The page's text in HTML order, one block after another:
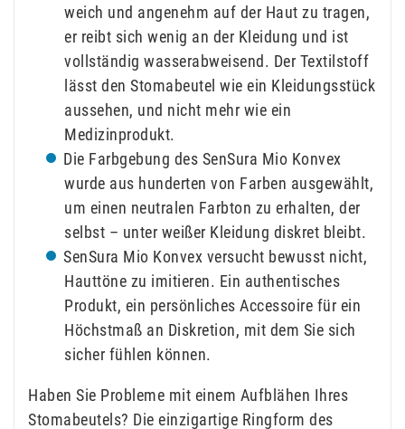
weich und angenehm auf der Haut zu tragen,
er reibt sich wenig an der Kleidung und ist
vollständig wasserabweisend. Der Textilstoff
lässt den Stomabeutel wie ein Kleidungsstück
aussehen, und nicht mehr wie ein
Medizinprodukt.
Die Farbgebung des SenSura Mio Konvex
wurde aus hunderten von Farben ausgewählt,
um einen neutralen Farbton zu erhalten, der
selbst – unter weißer Kleidung diskret bleibt.
SenSura Mio Konvex versucht bewusst nicht,
Hauttöne zu imitieren. Ein authentisches
Produkt, ein persönliches Accessoire für ein
Höchstmaß an Diskretion, mit dem Sie sich
sicher fühlen können.
Haben Sie Probleme mit einem Aufblähen Ihres
Stomabeutels? Die einzigartige Ringform des